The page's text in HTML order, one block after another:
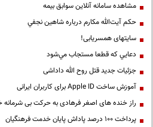
مشاهده سامانه آنلاين سوابق بیمه
حكم آيت‌الله مكارم درباره شاهين نجفي
سایتهای همسریابی!
دعايي كه قطعا مستجاب مي‌شود
جزئیات جدید قتل روح الله داداشی
آموزش ساخت Apple ID برای کاربران ایرانی
راز خنده های اصغر فرهادی به حرکت بی شرمانه
پرداخت ۱۰۰ درصد پاداش پایان خدمت فرهنگیان